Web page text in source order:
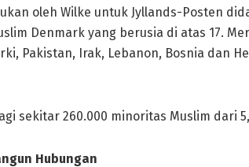
oleh Wilke untuk Jyllands-Posten
Denmark yang berusia di atas 17.
Pakistan, Irak, Lebanon, Bosnia dan
sekitar 260.000 minoritas Muslim dari
Hubungan